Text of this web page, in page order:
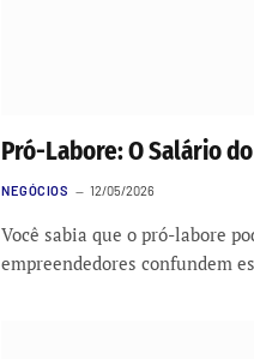
Pró-Labore: O Salário
NEGÓCIOS 12/05/2026
Você sabia que o pró-labore
empreendedores confundem